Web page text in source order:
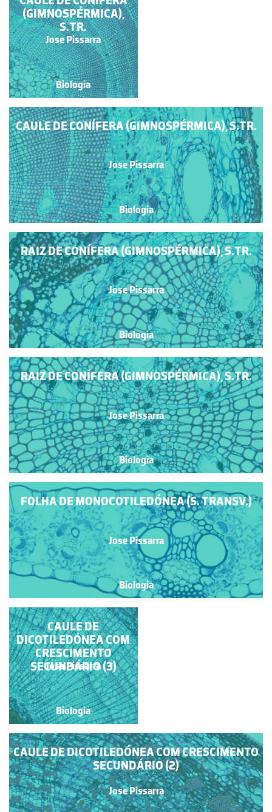
(GIMNOSPÉRMICA, S.
LONG.RAD.)
Jose Pissarra
Biologia
(GIMNOSPÉRMICA),
S.TR.
Jose Pissarra
Biologia
CAULE DE CONÍFERA (GIMNOSPÉRMICA), S.TR.
Jose Pissarra
Biologia
RAIZ DE CONÍFERA (GIMNOSPÉRMICA), S.TR.
Jose Pissarra
Biologia
RAIZ DE CONÍFERA (GIMNOSPÉRMICA), S.TR.
Jose Pissarra
Biologia
FOLHA DE MONOCOTILEDÓNEA (S. TRANSV.)
Jose Pissarra
Biologia
FOLHA DE
DICOTILEDÓNEA (S.
TRANSV.)
Jose Pissarra
Biologia
CAULE DE DICOTILEDÓNEA COM CRESCIMENTO
SECUNDÁRIO (2)
Jose Pissarra
CAULE DE
DICOTILEDÓNEA COM
CRESCIMENTO
SECUNDÁRIO (3)
Jose Pissarra
Biologia